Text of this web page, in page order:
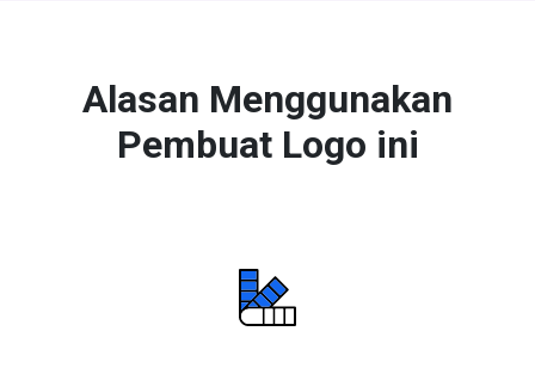
Alasan Menggunakan
Pembuat Logo ini